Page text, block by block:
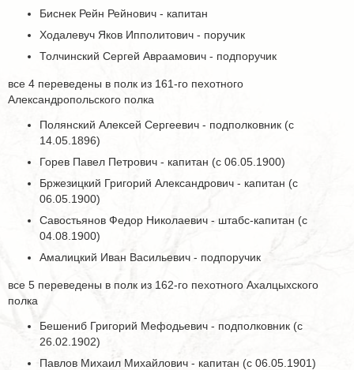
Биснек Рейн Рейнович - капитан
Ходалевуч Яков Ипполитович - поручик
Толчинский Сергей Авраамович - подпоручик
все 4 переведены в полк из 161-го пехотного
Александропольского полка
Полянский Алексей Сергеевич - подполковник (с
14.05.1896)
Горев Павел Петрович - капитан (с 06.05.1900)
Бржезицкий Григорий Александрович - капитан (с
06.05.1900)
Савостьянов Федор Николаевич - штабс-капитан (с
04.08.1900)
Амалицкий Иван Васильевич - подпоручик
все 5 переведены в полк из 162-го пехотного Ахалцыхского
полка
Бешениб Григорий Мефодьевич - подполковник (с
26.02.1902)
Павлов Михаил Михайлович - капитан (с 06.05.1901)